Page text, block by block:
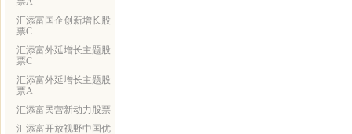
汇添富国企创新增长股
票C
汇添富外延增长主题股
票C
汇添富外延增长主题股
票A
汇添富民营新动力股票
汇添富开放视野中国优